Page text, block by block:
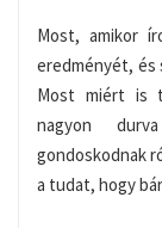
Most, amikor
eredményét, és
Most miért is
nagyon
gondoskodnak
a tudat, hogy